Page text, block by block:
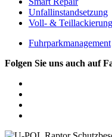
Unfallinstandsetzung
Voll- & Teillackierung
Fuhrparkmanagement
Folgen Sie uns auch auf